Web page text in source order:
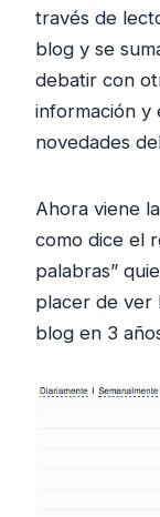
través de
blog y se
debatir con
información y
novedades
Ahora viene
como dice el
palabras”
placer de ver
blog en 3